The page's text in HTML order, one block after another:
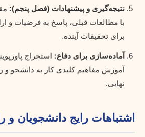
نتیجه‌گیری و پیشنهادات (فصل پنجم):
با مطالعات قبلی، پاسخ به فرضیات و
برای تحقیقات آینده.
آماده‌سازی برای دفاع: استخراج
آموزش مفاهیم کلیدی کار به دانشجو
نهایی.
اشتباهات رایج دانشجویان